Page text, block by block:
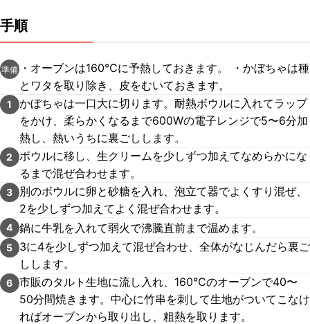
手順
準備 ・オーブンは160℃に予熱しておきます。 ・かぼちゃは種
とワタを取り除き、皮をむいておきます。
1
かぼちゃは一口大に切ります。耐熱ボウルに入れてラップ
をかけ、柔らかくなるまで600Wの電子レンジで5〜6分加
熱し、熱いうちに裏ごしします。
2
ボウルに移し、生クリームを少しずつ加えてなめらかにな
るまで混ぜ合わせます。
3
別のボウルに卵と砂糖を入れ、泡立て器でよくすり混ぜ、
2を少しずつ加えてよく混ぜ合わせます。
4 鍋に牛乳を入れて弱火で沸騰直前まで温めます。
5
3に4を少しずつ加えて混ぜ合わせ、全体がなじんだら裏ご
しします。
6 市販のタルト生地に流し入れ、160℃のオーブンで40〜
50分間焼きます。中心に竹串を刺して生地がついてこなけ
ればオーブンから取り出し、粗熱を取ります。